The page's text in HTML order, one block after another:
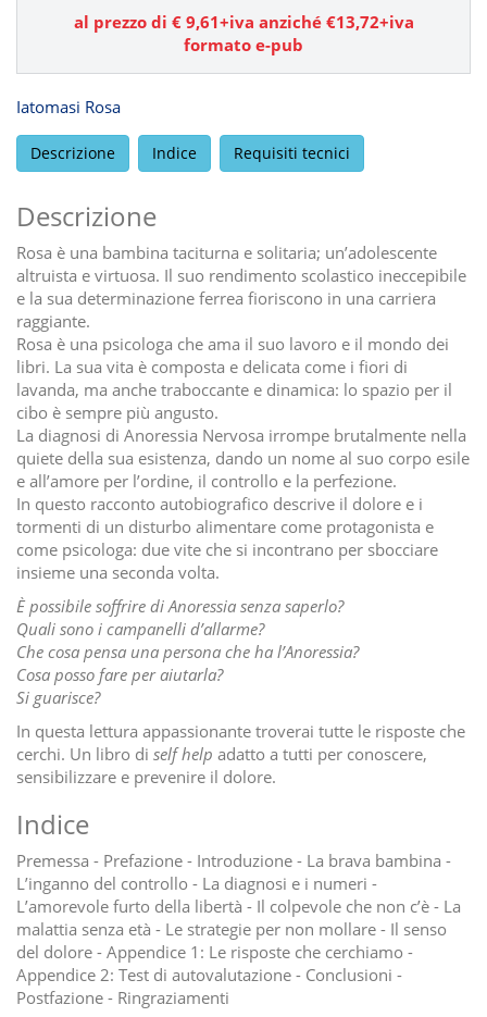
al prezzo di € 9,61+iva anziché €13,72+iva
formato e-pub
Iatomasi Rosa
Descrizione Indice Requisiti tecnici
Descrizione
Rosa è una bambina taciturna e solitaria; un’adolescente
altruista e virtuosa. Il suo rendimento scolastico ineccepibile
e la sua determinazione ferrea fioriscono in una carriera
raggiante.
Rosa è una psicologa che ama il suo lavoro e il mondo dei
libri. La sua vita è composta e delicata come i fiori di
lavanda, ma anche traboccante e dinamica: lo spazio per il
cibo è sempre più angusto.
La diagnosi di Anoressia Nervosa irrompe brutalmente nella
quiete della sua esistenza, dando un nome al suo corpo esile
e all’amore per l’ordine, il controllo e la perfezione.
In questo racconto autobiografico descrive il dolore e i
tormenti di un disturbo alimentare come protagonista e
come psicologa: due vite che si incontrano per sbocciare
insieme una seconda volta.
È possibile soffrire di Anoressia senza saperlo?
Quali sono i campanelli d’allarme?
Che cosa pensa una persona che ha l’Anoressia?
Cosa posso fare per aiutarla?
Si guarisce?
In questa lettura appassionante troverai tutte le risposte che
cerchi. Un libro di self help adatto a tutti per conoscere,
sensibilizzare e prevenire il dolore.
Indice
Premessa - Prefazione - Introduzione - La brava bambina -
L’inganno del controllo - La diagnosi e i numeri -
L’amorevole furto della libertà - Il colpevole che non c’è - La
malattia senza età - Le strategie per non mollare - Il senso
del dolore - Appendice 1: Le risposte che cerchiamo -
Appendice 2: Test di autovalutazione - Conclusioni -
Postfazione - Ringraziamenti